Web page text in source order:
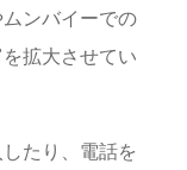
ンバイーでの
拡大させてい
たり、電話を